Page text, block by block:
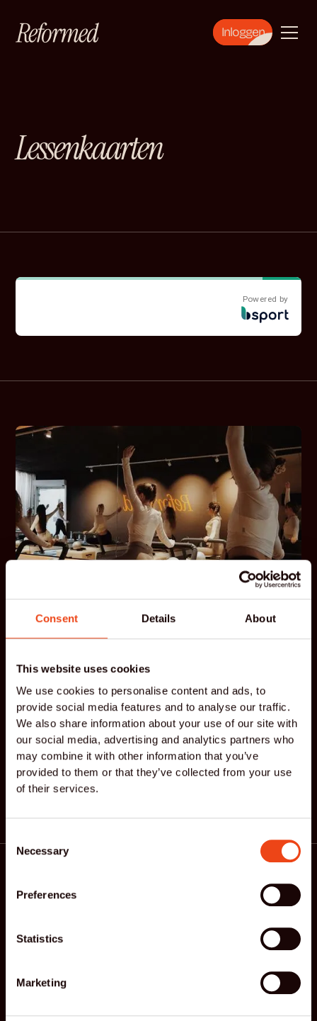
Consent Details About
This website uses cookies
We use cookies to personalise content and ads, to
provide social media features and to analyse our traffic.
We also share information about your use of our site with
our social media, advertising and analytics partners who
may combine it with other information that you’ve
provided to them or that they’ve collected from your use
of their services.
Selection
Necessary
Preferences
Statistics
Marketing
Inloggen
Lessenkaarten
Powered by
manier van bewegen?
Ervaar zelf hoe effectief én fijn Reformer Pilates
voelt. Boek een proefles of neem contact op.
Neem contact op